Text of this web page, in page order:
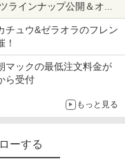
ラインナップ公開＆オン
チュウ&ゼラオラのフレン
マックの最低注文料金が
ら受付
もっと見る
ーする